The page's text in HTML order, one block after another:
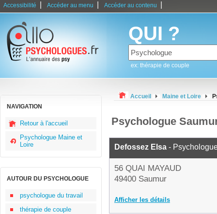
Accessibilité Accéder au menu Accéder au contenu
QUI ?
ex: thérapie de couple
NAVIGATION
Retour à l'accueil
Psychologue Maine et
Loire
AUTOUR DU PSYCHOLOGUE
psychologue du travail
thérapie de couple
Accueil Maine et Loire
Psychologue
Defossez Elsa -
56 QUAI MAYAUD
49400 Saumur
Afficher les détails